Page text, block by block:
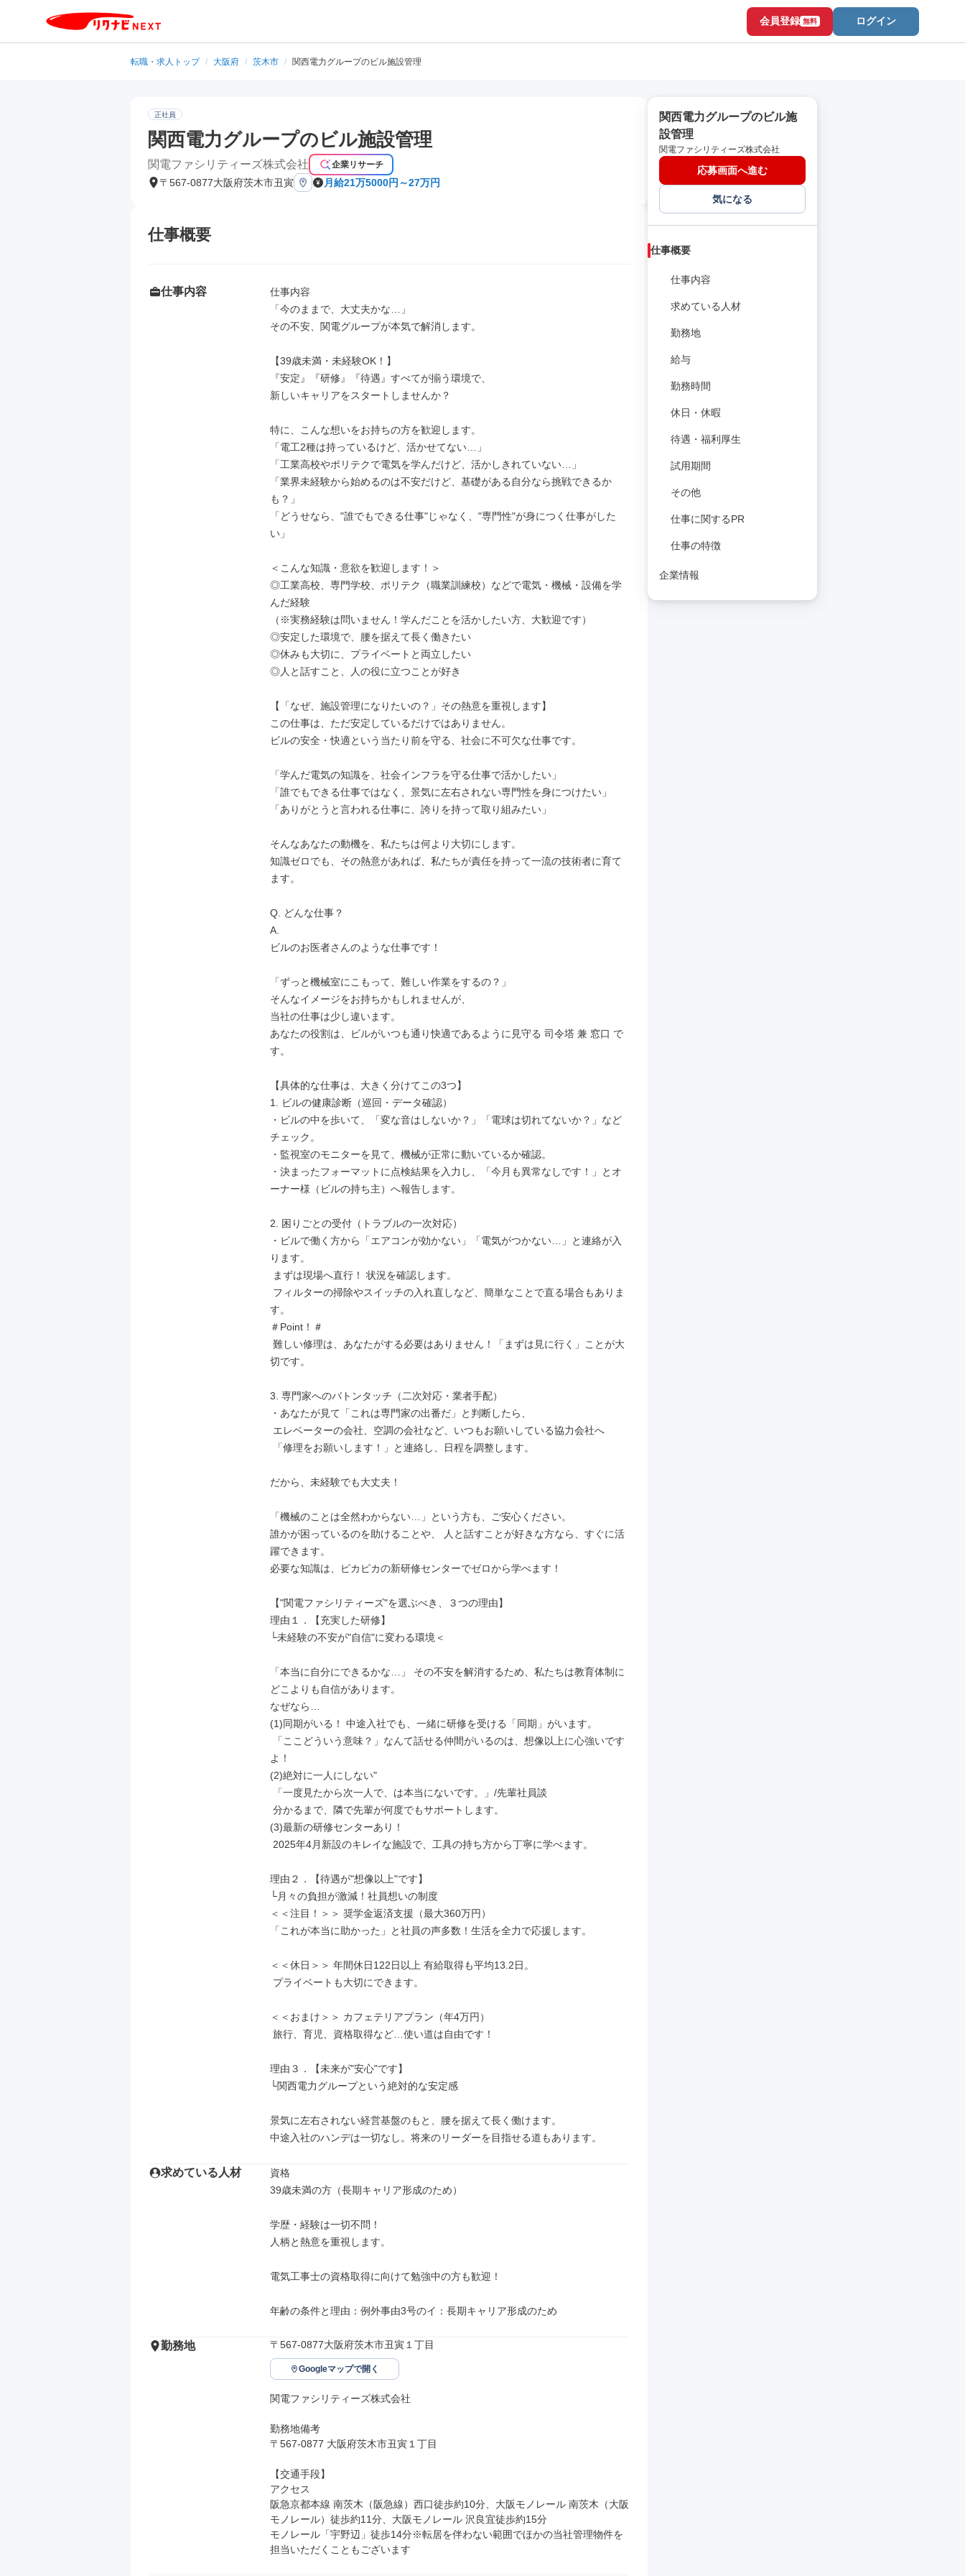
会員登録 無料 ログイン
転職・求人トップ / 大阪府 / 茨木市 / 関西電力グループのビル施設管理
正社員
関西電力グループのビル施設管理
関電ファシリティーズ株式会社 企業リサーチ
〒567-0877大阪府茨木市丑寅 月給21万5000円～27万円
仕事概要
仕事内容
仕事内容
「今のままで、大丈夫かな…」
その不安、関電グループが本気で解消します。
【39歳未満・未経験OK！】
『安定』『研修』『待遇』すべてが揃う環境で、
新しいキャリアをスタートしませんか？
特に、こんな想いをお持ちの方を歓迎します。
「電工2種は持っているけど、活かせてない…」
「工業高校やポリテクで電気を学んだけど、活かしきれていない…」
「業界未経験から始めるのは不安だけど、基礎がある自分なら挑戦できるか
も？」
「どうせなら、"誰でもできる仕事"じゃなく、"専門性"が身につく仕事がした
い」
＜こんな知識・意欲を歓迎します！＞
◎工業高校、専門学校、ポリテク（職業訓練校）などで電気・機械・設備を学
んだ経験
（※実務経験は問いません！学んだことを活かしたい方、大歓迎です）
◎安定した環境で、腰を据えて長く働きたい
◎休みも大切に、プライベートと両立したい
◎人と話すこと、人の役に立つことが好き
【「なぜ、施設管理になりたいの？」その熱意を重視します】
この仕事は、ただ安定しているだけではありません。
ビルの安全・快適という当たり前を守る、社会に不可欠な仕事です。
「学んだ電気の知識を、社会インフラを守る仕事で活かしたい」
「誰でもできる仕事ではなく、景気に左右されない専門性を身につけたい」
「ありがとうと言われる仕事に、誇りを持って取り組みたい」
そんなあなたの動機を、私たちは何より大切にします。
知識ゼロでも、その熱意があれば、私たちが責任を持って一流の技術者に育て
ます。
Q. どんな仕事？
A.
ビルのお医者さんのような仕事です！
「ずっと機械室にこもって、難しい作業をするの？」
そんなイメージをお持ちかもしれませんが、
当社の仕事は少し違います。
あなたの役割は、ビルがいつも通り快適であるように見守る 司令塔 兼 窓口 で
す。
【具体的な仕事は、大きく分けてこの3つ】
1. ビルの健康診断（巡回・データ確認）
・ビルの中を歩いて、「変な音はしないか？」「電球は切れてないか？」など
チェック。
・監視室のモニターを見て、機械が正常に動いているか確認。
・決まったフォーマットに点検結果を入力し、「今月も異常なしです！」とオ
ーナー様（ビルの持ち主）へ報告します。
2. 困りごとの受付（トラブルの一次対応）
・ビルで働く方から「エアコンが効かない」「電気がつかない…」と連絡が入
ります。
す。
＃Point！＃
切です。
3. 専門家へのバトンタッチ（二次対応・業者手配）
・あなたが見て「これは専門家の出番だ」と判断したら、
だから、未経験でも大丈夫！
「機械のことは全然わからない…」という方も、ご安心ください。
誰かが困っているのを助けることや、 人と話すことが好きな方なら、すぐに活
躍できます。
必要な知識は、ピカピカの新研修センターでゼロから学べます！
【"関電ファシリティーズ"を選ぶべき、３つの理由】
理由１．【充実した研修】
└未経験の不安が"自信"に変わる環境＜
「本当に自分にできるかな…」 その不安を解消するため、私たちは教育体制に
どこよりも自信があります。
なぜなら…
(1)同期がいる！ 中途入社でも、一緒に研修を受ける「同期」がいます。
よ！
(2)絶対に一人にしない"
(3)最新の研修センターあり！
理由２．【待遇が"想像以上"です】
└月々の負担が激減！社員想いの制度
＜＜注目！＞＞ 奨学金返済支援（最大360万円）
「これが本当に助かった」と社員の声多数！生活を全力で応援します。
＜＜休日＞＞ 年間休日122日以上 有給取得も平均13.2日。
＜＜おまけ＞＞ カフェテリアプラン（年4万円）
理由３．【未来が"安心"です】
└関西電力グループという絶対的な安定感
景気に左右されない経営基盤のもと、腰を据えて長く働けます。
中途入社のハンデは一切なし。将来のリーダーを目指せる道もあります。
求めている人材
資格
39歳未満の方（長期キャリア形成のため）
学歴・経験は一切不問！
人柄と熱意を重視します。
電気工事士の資格取得に向けて勉強中の方も歓迎！
年齢の条件と理由：例外事由3号のイ：長期キャリア形成のため
勤務地 〒567-0877大阪府茨木市丑寅１丁目
Googleマップで開く
関電ファシリティーズ株式会社
勤務地備考
〒567-0877 大阪府茨木市丑寅１丁目
【交通手段】
アクセス
阪急京都本線 南茨木（阪急線）西口徒歩約10分、大阪モノレール 南茨木（大阪
モノレール）徒歩約11分、大阪モノレール 沢良宜徒歩約15分
モノレール「宇野辺」徒歩14分※転居を伴わない範囲でほかの当社管理物件を
担当いただくこともございます
関西電力グループのビル施
設管理
関電ファシリティーズ株式会社
応募画面へ進む
気になる
仕事概要
仕事内容
求めている人材
勤務地
給与
勤務時間
休日・休暇
待遇・福利厚生
試用期間
その他
仕事に関するPR
仕事の特徴
企業情報